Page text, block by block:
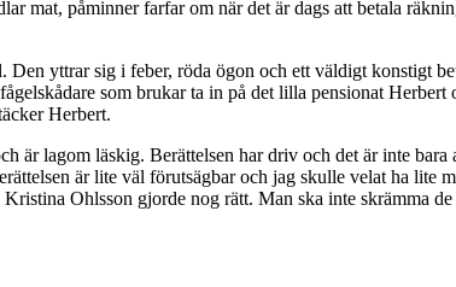
mat, påminner farfar om när det är dags att betala
yttrar sig i feber, röda ögon och ett väldigt konstigt
som brukar ta in på det lilla pensionat
Herbert.
är lagom läskig. Berättelsen har driv och det är inte
är lite väl förutsägbar och jag skulle velat ha lite
Ohlsson gjorde nog rätt. Man ska inte skrämma